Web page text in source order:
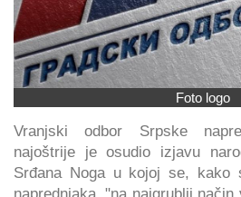
Foto logo
Vranjski odbor Srpske
najoštrije je osudio izjavu
Srđana Noga u kojoj se, kako
naprednjaka, "na najgrublji